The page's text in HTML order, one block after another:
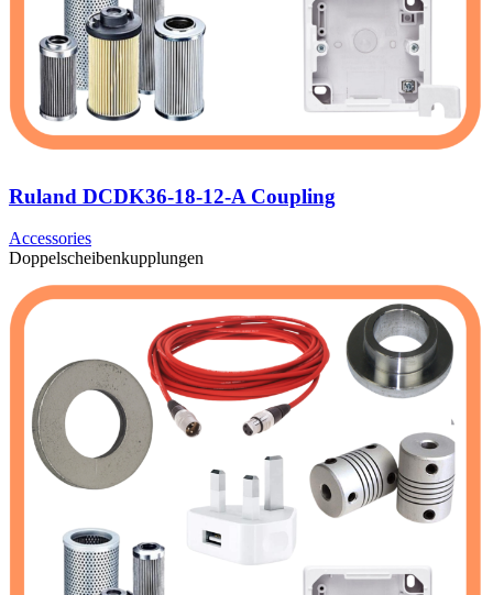
Ruland DCDK36-18-12-A Coupling
Accessories
Doppelscheibenkupplungen